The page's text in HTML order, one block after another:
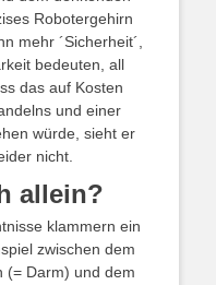
Robotergehirn
mehr ´Sicherheit´,
bedeuten, all
das auf Kosten
und einer
würde, sieht er
nicht.
allein?
klammern ein
zwischen dem
(= Darm) und dem